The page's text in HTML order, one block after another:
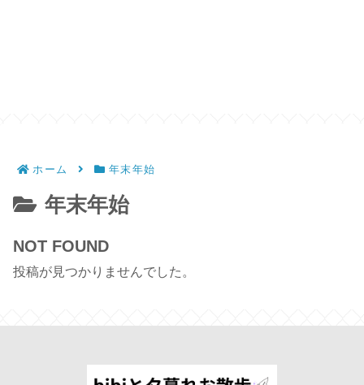
ホーム 年末年始
年末年始
NOT FOUND
投稿が見つかりませんでした。